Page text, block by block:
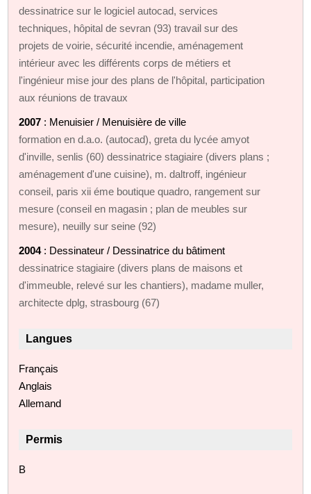
dessinatrice sur le logiciel autocad, services
techniques, hôpital de sevran (93) travail sur des
projets de voirie, sécurité incendie, aménagement
intérieur avec les différents corps de métiers et
l'ingénieur mise jour des plans de l'hôpital, participation
aux réunions de travaux
2007 : Menuisier / Menuisière de ville
formation en d.a.o. (autocad), greta du lycée amyot
d'inville, senlis (60) dessinatrice stagiaire (divers plans ;
aménagement d'une cuisine), m. daltroff, ingénieur
conseil, paris xii éme boutique quadro, rangement sur
mesure (conseil en magasin ; plan de meubles sur
mesure), neuilly sur seine (92)
2004: Dessinateur / Dessinatrice du bâtiment
dessinatrice stagiaire (divers plans de maisons et
d'immeuble, relevé sur les chantiers), madame muller,
architecte dplg, strasbourg (67)
Langues
Français
Anglais
Allemand
Permis
B